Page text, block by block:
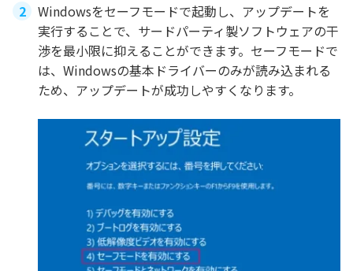
Windowsをセーフモードで起動し、アップデートを
実行することで、サードパーティ製ソフトウェアの干
渉を最小限に抑えることができます。セーフモードで
は、Windowsの基本ドライバーのみが読み込まれる
ため、アップデートが成功しやすくなります。